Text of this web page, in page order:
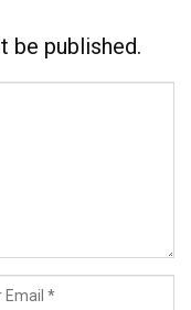
be published.